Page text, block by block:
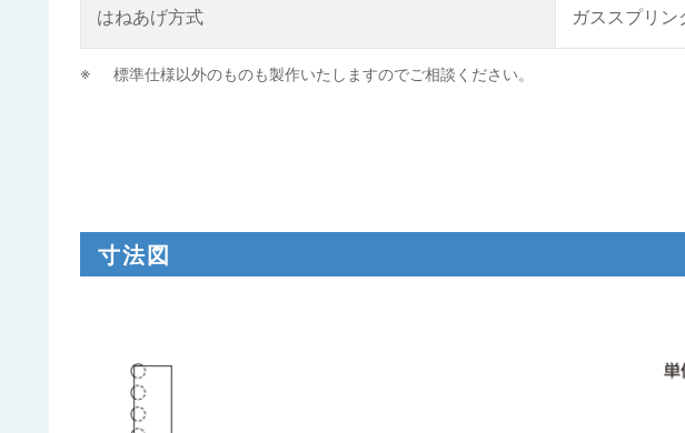
はねあげ方式 ガススプリン
標準仕様以外のものも製作いたしますのでご相談ください。
寸法図